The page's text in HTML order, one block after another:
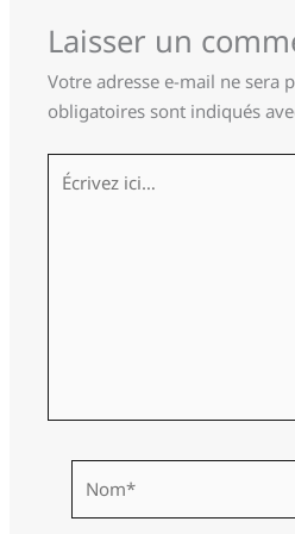
Laisser un
Votre adresse e-mail ne sera
obligatoires sont indiqués
Écrivez
ici…